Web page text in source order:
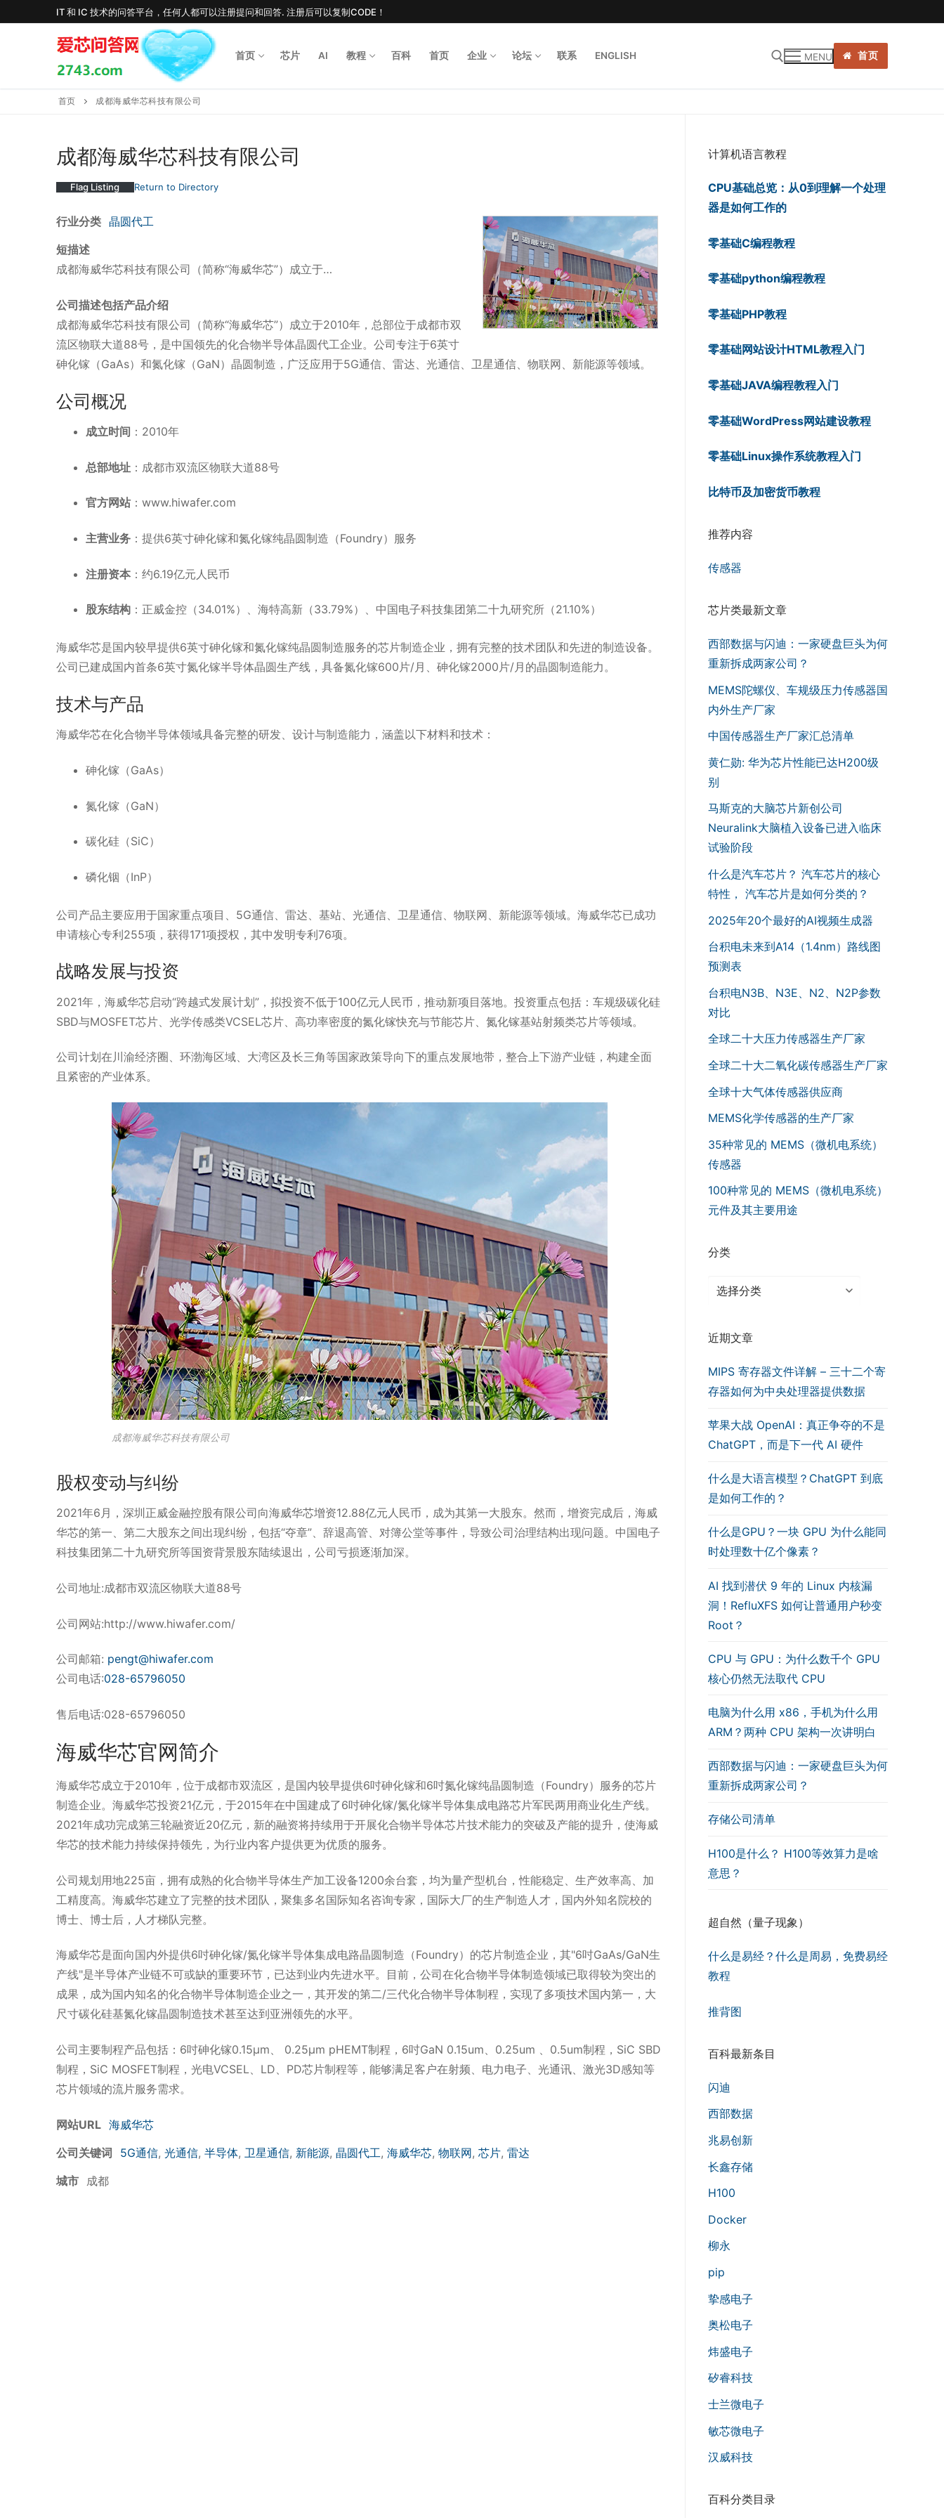
IT 和 IC 技术的问答平台，任何人都可以注册提问和回答. 注册后可以复制CODE！
首页 芯片 AI 教程 百科 首页 企业 论坛 联系 ENGLISH MENU 首页
首页 成都海威华芯科技有限公司
成都海威华芯科技有限公司
Flag Listing Return to Directory
行业分类 晶圆代工
短描述
成都海威华芯科技有限公司（简称“海威华芯”）成立于…
公司描述包括产品介绍
成都海威华芯科技有限公司（简称“海威华芯”）成立于2010年，总部位于成都市双
流区物联大道88号，是中国领先的化合物半导体晶圆代工企业。 公司专注于6英寸
砷化镓（GaAs）和氮化镓（GaN）晶圆制造，广泛应用于5G通信、雷达、光通信、卫星通信、物联网、新能源等领域。
公司概况
成立时间 ：​ 2010年
总部地址：​ 成都市双流区物联大道88号
官方网站：​ www.hiwafer.com
主营业务：​ 提供6英寸砷化镓和氮化镓纯晶圆制造（Foundry）服务
注册资本：​ 约6.19亿元人民币
股东结构：​ 正威金控（34.01%）、海特高新（33.79%）、中国电子科技集团第二十九研究所（21.10%）
海威华芯是国内较早提供6英寸砷化镓和氮化镓纯晶圆制造服务的芯片制造企业，拥有完整的技术团队和先进的制造设备。
公司已建成国内首条6英寸氮化镓半导体晶圆生产线，具备氮化镓600片/月、砷化镓2000片/月的晶圆制造能力。
技术与产品
海威华芯在化合物半导体领域具备完整的研发、设计与制造能力，涵盖以下材料和技术：
砷化镓（GaAs）
氮化镓（GaN）
碳化硅（SiC）
磷化铟（InP）
公司产品主要应用于国家重点项目、5G通信、雷达、基站、光通信、卫星通信、物联网、新能源等领域。 海威华芯已成功
申请核心专利255项，获得171项授权，其中发明专利76项。
战略发展与投资
2021年，海威华芯启动“跨越式发展计划”，拟投资不低于100亿元人民币，推动新项目落地。 投资重点包括：车规级碳化硅
SBD与MOSFET芯片、光学传感类VCSEL芯片、高功率密度的氮化镓快充与节能芯片、氮化镓基站射频类芯片等领域。
公司计划在川渝经济圈、环渤海区域、大湾区及长三角等国家政策导向下的重点发展地带，整合上下游产业链，构建全面
且紧密的产业体系。
成都海威华芯科技有限公司
股权变动与纠纷
2021年6月，深圳正威金融控股有限公司向海威华芯增资12.88亿元人民币，成为其第一大股东。 然而，增资完成后，海威
华芯的第一、第二大股东之间出现纠纷，包括“夺章”、辞退高管、对簿公堂等事件，导致公司治理结构出现问题。 中国电子
科技集团第二十九研究所等国资背景股东陆续退出，公司亏损逐渐加深。
公司地址:成都市双流区物联大道88号
公司网站:http://www.hiwafer.com/
公司邮箱: pengt@hiwafer.com
公司电话:028-65796050
售后电话:028-65796050
海威华芯官网简介
海威华芯成立于2010年，位于成都市双流区，是国内较早提供6吋砷化镓和6吋氮化镓纯晶圆制造（Foundry）服务的芯片
制造企业。海威华芯投资21亿元，于2015年在中国建成了6吋砷化镓/氮化镓半导体集成电路芯片军民两用商业化生产线。
2021年成功完成第三轮融资近20亿元，新的融资将持续用于开展化合物半导体芯片技术能力的突破及产能的提升，使海威
华芯的技术能力持续保持领先，为行业内客户提供更为优质的服务。
公司规划用地225亩，拥有成熟的化合物半导体生产加工设备1200余台套，均为量产型机台，性能稳定、生产效率高、加
工精度高。海威华芯建立了完整的技术团队，聚集多名国际知名咨询专家，国际大厂的生产制造人才，国内外知名院校的
博士、博士后，人才梯队完整。
海威华芯是面向国内外提供6吋砷化镓/氮化镓半导体集成电路晶圆制造（Foundry）的芯片制造企业，其"6吋GaAs/GaN生
产线"是半导体产业链不可或缺的重要环节，已达到业内先进水平。目前，公司在化合物半导体制造领域已取得较为突出的
成果，成为国内知名的化合物半导体制造企业之一，其开发的第二/三代化合物半导体制程，实现了多项技术国内第一，大
尺寸碳化硅基氮化镓晶圆制造技术甚至达到亚洲领先的水平。
公司主要制程产品包括：6吋砷化镓0.15μm、 0.25μm pHEMT制程，6吋GaN 0.15um、0.25um 、0.5um制程，SiC SBD
制程，SiC MOSFET制程，光电VCSEL、LD、PD芯片制程等，能够满足客户在射频、电力电子、光通讯、激光3D感知等
芯片领域的流片服务需求。
网站URL 海威华芯
公司关键词
5G通信, 光通信, 半导体, 卫星通信, 新能源, 晶圆代工, 海威华芯, 物联网, 芯片, 雷达
城市
成都
计算机语言教程
CPU基础总览：从0到理解一个处理
器是如何工作的
零基础C编程教程
零基础python编程教程
零基础PHP教程
零基础网站设计HTML教程入门
零基础JAVA编程教程入门
零基础WordPress网站建设教程
零基础Linux操作系统教程入门
比特币及加密货币教程
推荐内容
传感器
芯片类最新文章
西部数据与闪迪：一家硬盘巨头为何
重新拆成两家公司？
MEMS陀螺仪、车规级压力传感器国
内外生产厂家
中国传感器生产厂家汇总清单
黄仁勋: 华为芯片性能已达H200级
别
马斯克的大脑芯片新创公司
Neuralink大脑植入设备已进入临床
试验阶段
什么是汽车芯片？ 汽车芯片的核心
特性， 汽车芯片是如何分类的？
2025年20个最好的AI视频生成器
台积电未来到A14（1.4nm）路线图
预测表
台积电N3B、N3E、N2、N2P参数
对比
全球二十大压力传感器生产厂家
全球二十大二氧化碳传感器生产厂家
全球十大气体传感器供应商
MEMS化学传感器的生产厂家
35种常见的 MEMS（微机电系统）
传感器
100种常见的 MEMS（微机电系统）
元件及其主要用途
分类
分
近期文章
MIPS 寄存器文件详解 – 三十二个寄
存器如何为中央处理器提供数据
苹果大战 OpenAI：真正争夺的不是
ChatGPT，而是下一代 AI 硬件
什么是大语言模型？ChatGPT 到底
是如何工作的？
什么是GPU？一块 GPU 为什么能同
时处理数十亿个像素？
AI 找到潜伏 9 年的 Linux 内核漏
洞！RefluXFS 如何让普通用户秒变
Root？
CPU 与 GPU：为什么数千个 GPU
核心仍然无法取代 CPU
电脑为什么用 x86，手机为什么用
ARM？两种 CPU 架构一次讲明白
西部数据与闪迪：一家硬盘巨头为何
重新拆成两家公司？
存储公司清单
H100是什么？ H100等效算力是啥
意思？
超自然（量子现象）
什么是易经？什么是周易，免费易经
教程
推背图
百科最新条目
闪迪
西部数据
兆易创新
长鑫存储
H100
Docker
柳永
pip
挚感电子
奥松电子
炜盛电子
矽睿科技
士兰微电子
敏芯微电子
汉威科技
百科分类目录